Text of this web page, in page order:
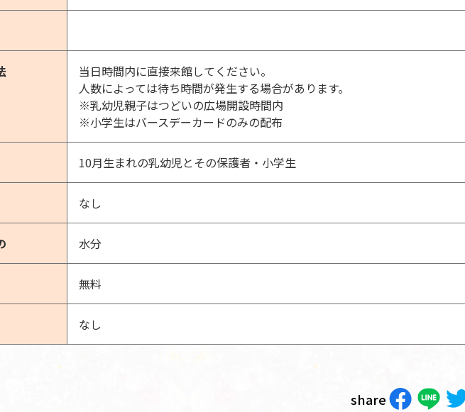
当日時間内に直接来館してください。
人数によっては待ち時間が発生する場合があります。
※乳幼児親子はつどいの広場開設時間内
※小学生はバースデーカードのみの配布
10月生まれの乳幼児とその保護者・小学生
なし
水分
無料
なし
share